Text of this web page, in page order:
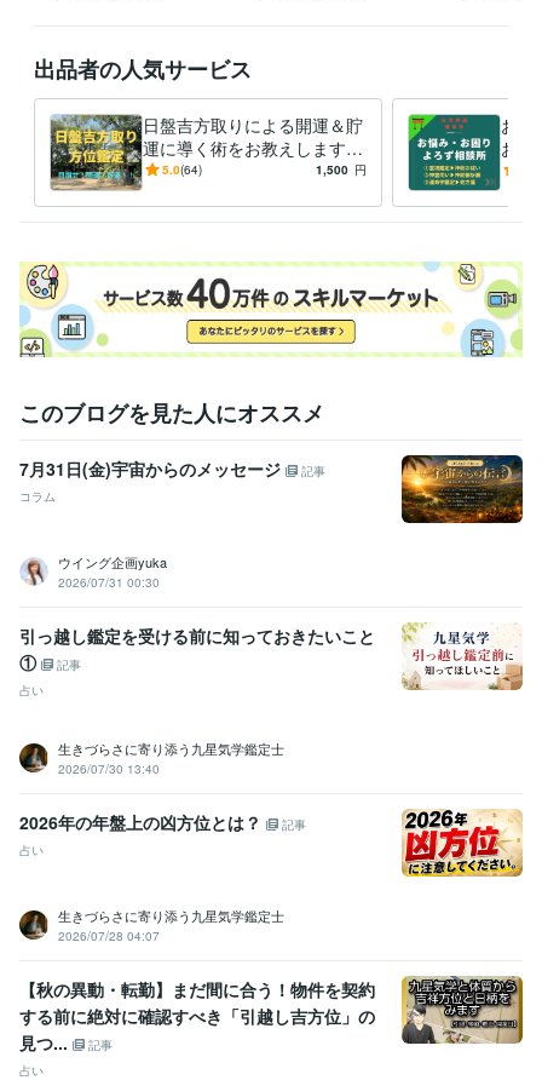
出品者の人気サービス
日盤吉方取りによる開運＆貯
運に導く術をお教えします
ー30分のお散歩で簡単に実現
定）ー
5.0(64) 1,500 円
お祓
お悩
－多
解決
このブログを見た人にオススメ
7月31日(金)宇宙からのメッセージ
記事
コラム
ウイング企画yuka
2026/07/31 00:30
引っ越し鑑定を受ける前に知っておきたいこと
①
記事
占い
生きづらさに寄り添う九星気学鑑定士
2026/07/30 13:40
2026年の年盤上の凶方位とは？
記事
占い
生きづらさに寄り添う九星気学鑑定士
2026/07/28 04:07
【秋の異動・転勤】まだ間に合う！物件を契約
する前に絶対に確認すべき「引越し吉方位」の
見つ...
記事
占い